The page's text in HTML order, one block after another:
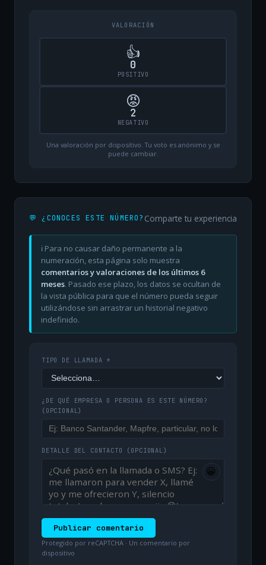
VALORACIÓN
👍
0
POSITIVO
😡
2
NEGATIVO
Una valoración por dispositivo. Tu voto es anónimo y se
puede cambiar.
💬 ¿CONOCES ESTE NÚMERO? Comparte tu experiencia
ℹ️ Para no causar daño permanente a la
numeración, esta página solo muestra
comentarios y valoraciones de los últimos 6
meses. Pasado ese plazo, los datos se ocultan de
la vista pública para que el número pueda seguir
utilizándose sin arrastrar un historial negativo
indefinido.
TIPO DE LLAMADA *
¿DE QUÉ EMPRESA O PERSONA ES ESTE NÚMERO?
(OPCIONAL)
DETALLE DEL CONTACTO (OPCIONAL)
😀
Publicar comentario
Protegido por reCAPTCHA · Un comentario por
dispositivo